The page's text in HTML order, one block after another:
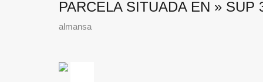
PARCELA SITUADA EN » SUP
almansa